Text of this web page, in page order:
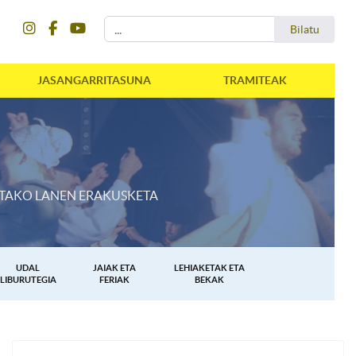
Bilatu
JASANGARRITASUNA TRAMITEAK
LANEN ERAKUSKETA
UDAL
LIBURUTEGIA
JAIAK ETA
FERIAK
LEHIAKETAK ETA
BEKAK